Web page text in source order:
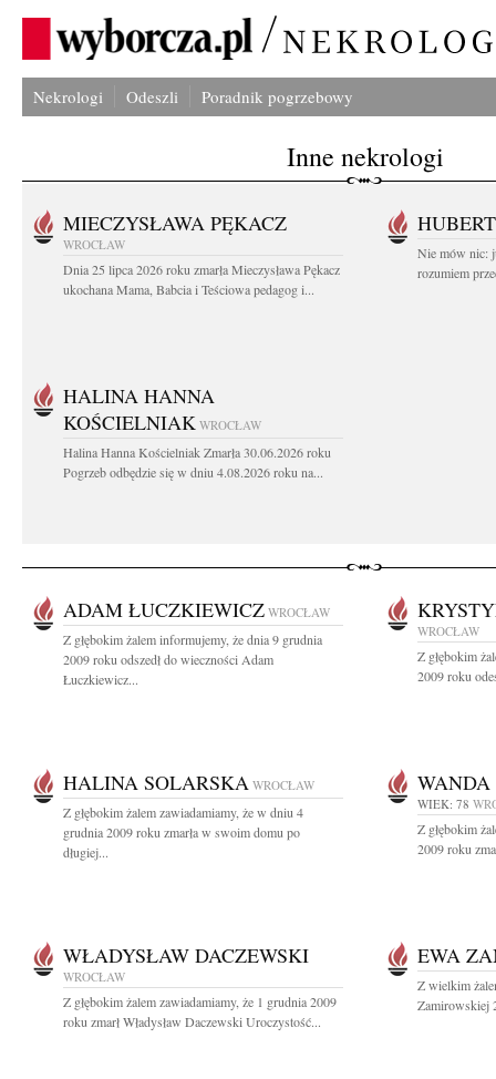
Nekrologi Odeszli Poradnik pogrzebowy
Inne nekrologi
MIECZYSŁAWA PĘKACZ
WROCŁAW
Dnia 25 lipca 2026 roku zmarła Mieczysława Pękacz
ukochana Mama, Babcia i Teściowa pedagog i...
Nie mów nic:
rozumiem
HALINA HANNA
KOŚCIELNIAK WROCŁAW
Halina Hanna Kościelniak Zmarła 30.06.2026 roku
Pogrzeb odbędzie się w dniu 4.08.2026 roku na...
ADAM ŁUCZKIEWICZ WROCŁAW
Z głębokim żalem informujemy, że dnia 9 grudnia
2009 roku odszedł do wieczności Adam
Łuczkiewicz...
WROCŁAW
Z głębokim
2009 roku
HALINA SOLARSKA WROCŁAW
Z głębokim żalem zawiadamiamy, że w dniu 4
grudnia 2009 roku zmarła w swoim domu po
długiej...
WIEK: 78
Z głębokim
2009 roku
WŁADYSŁAW DACZEWSKI
WROCŁAW
Z głębokim żalem zawiadamiamy, że 1 grudnia 2009
roku zmarł Władysław Daczewski Uroczystość...
EWA
Z wielkim
Zamirowskiej